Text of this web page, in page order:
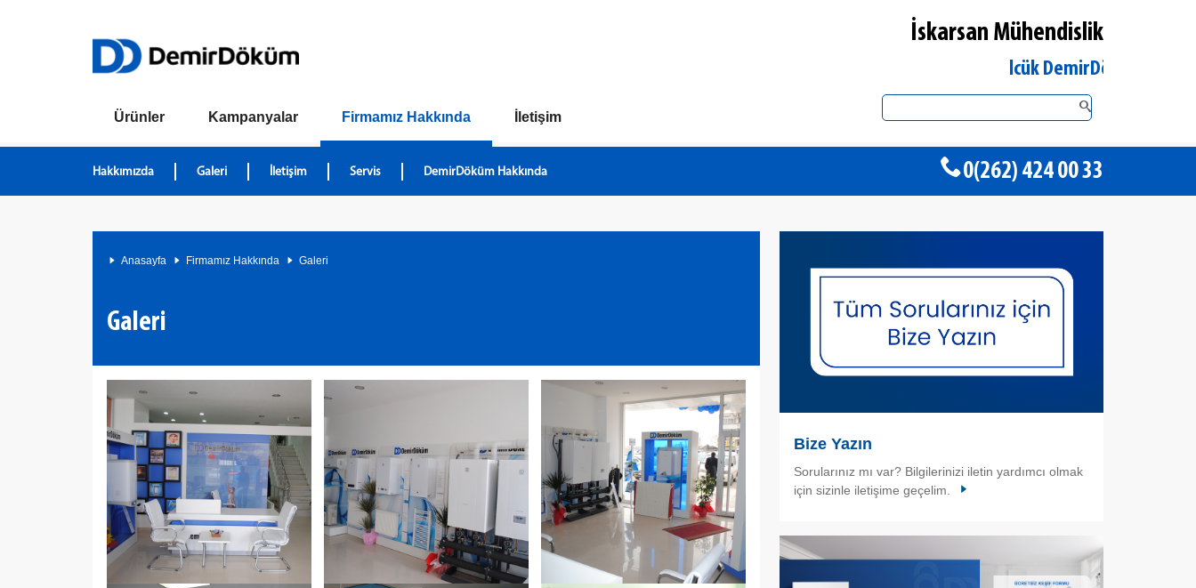
İskarsan Mühendislik
Kocaeli Gölcük DemirDöküm Yetkili
Ürünler Kampanyalar Firmamız Hakkında
Hakkımızda Galeri İletişim Servis DemirDöküm Hakkında 0(262) 424 00 33
İletişim
Anasayfa Firmamız Hakkında Galeri
Galeri
Bize Yazın
Sorularınız mı var? Bilgilerinizi iletin yardımcı olmak
için sizinle iletişime geçelim.